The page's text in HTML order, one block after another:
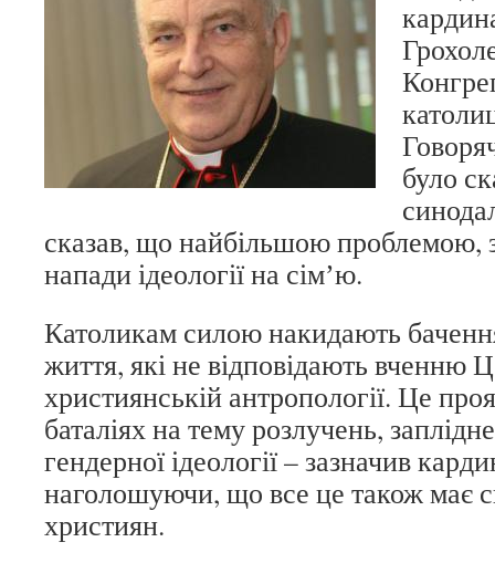
було
сказав, що найбільшою проблемою,
напади ідеології на сімʼю.
Католикам силою накидають
життя, які не відповідають вченню
християнській антропології. Це
баталіях на тему розлучень,
гендерної ідеології – зазначив
наголошуючи, що все це також має
християн.